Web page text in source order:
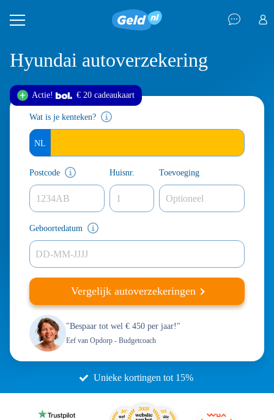
Hyundai autoverzekering
Actie! € 20 cadeaukaart
Wat is je kenteken?
Postcode Huisnr. Toevoeging
Geboortedatum
DD-MM-JJJJ
Vergelijk autoverzekeringen
"Bespaar tot wel € 450 per jaar!"
Eef van Opdorp - Budgetcoach
Unieke kortingen tot 15%